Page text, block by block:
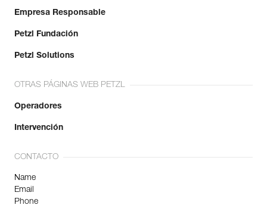
Empresa Responsable
Petzl Fundación
Petzl Solutions
OTRAS PÁGINAS WEB PETZL
Operadores
Intervención
CONTACTO
Name
Email
Phone